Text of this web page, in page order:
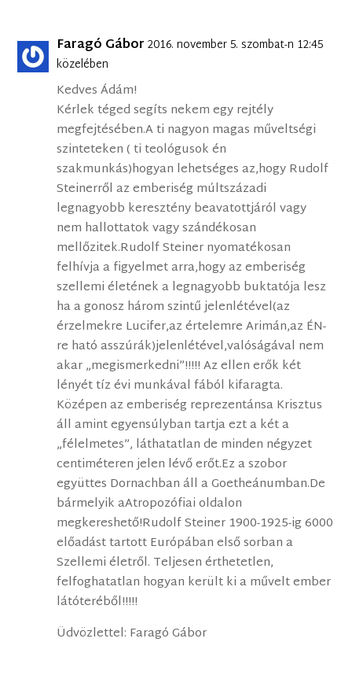
Faragó Gábor 2016. november 5. szombat-n 12:45
közelében
Kedves Ádám!
Kérlek téged segíts nekem egy rejtély
megfejtésében.A ti nagyon magas műveltségi
szinteteken ( ti teológusok én
szakmunkás)hogyan lehetséges az,hogy Rudolf
Steinerről az emberiség múltszázadi
legnagyobb keresztény beavatottjáról vagy
nem hallottatok vagy szándékosan
mellőzitek.Rudolf Steiner nyomatékosan
felhívja a figyelmet arra,hogy az emberiség
szellemi életének a legnagyobb buktatója lesz
ha a gonosz három szintű jelenlétével(az
érzelmekre Lucifer,az értelemre Arimán,az ÉN-
re ható asszúrák)jelenlétével,valóságával nem
akar „megismerkedni”!!!!! Az ellen erők két
lényét tíz évi munkával fából kifaragta.
Középen az emberiség reprezentánsa Krisztus
áll amint egyensúlyban tartja ezt a két a
„félelmetes”, láthatatlan de minden négyzet
centiméteren jelen lévő erőt.Ez a szobor
együttes Dornachban áll a Goetheánumban.De
bármelyik aAtropozófiai oldalon
megkereshető!Rudolf Steiner 1900-1925-ig 6000
előadást tartott Európában első sorban a
Szellemi életről. Teljesen érthetetlen,
felfoghatatlan hogyan került ki a művelt ember
látóteréből!!!!!
Üdvözlettel: Faragó Gábor